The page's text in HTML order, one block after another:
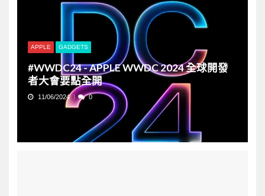
APPLE GADGETS
#WWDC24 - APPLE WWDC 2024 全球開發
者大會要點全開
11/06/2024 0